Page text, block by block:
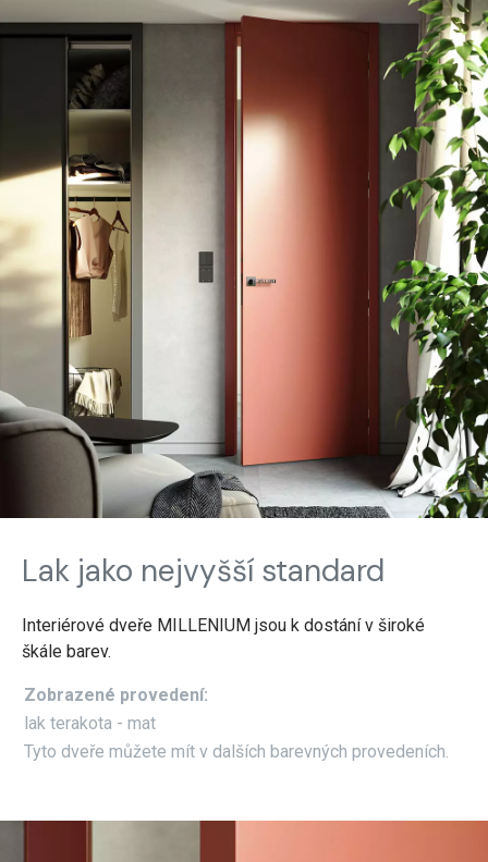
Lak jako nejvyšší standard
Interiérové dveře MILLENIUM jsou k dostání v široké
škále barev.
Zobrazené provedení:
lak terakota - mat
Tyto dveře můžete mít v dalších barevných provedeních.